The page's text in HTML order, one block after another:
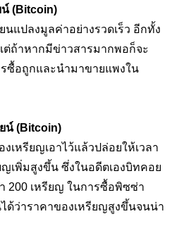
(Bitcoin)
นแปลงมูลค่าอย่างรวดเร็ว อีกทั้ง
ถ้าหากมีข่าวสารมากพอก็จะ
ซื้อถูกและนำมาขายแพงใน
น์ (Bitcoin)
เหรียญเอาไว้แล้วปล่อยให้เวลา
เพิ่มสูงขึ้น ซึ่งในอดีตเองบิทคอย
200 เหรียญ ในการซื้อพิซซ่า
ด้ว่าราคาของเหรียญสูงขึ้นจนน่า